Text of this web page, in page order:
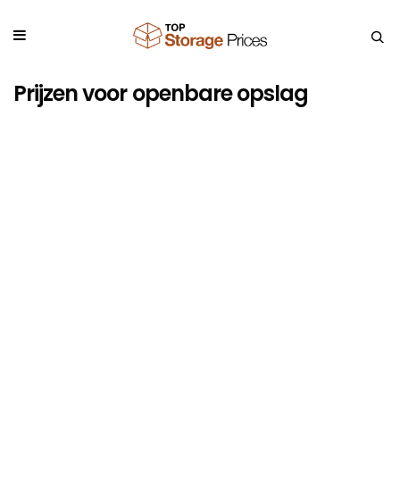
Prijzen voor openbare opslag